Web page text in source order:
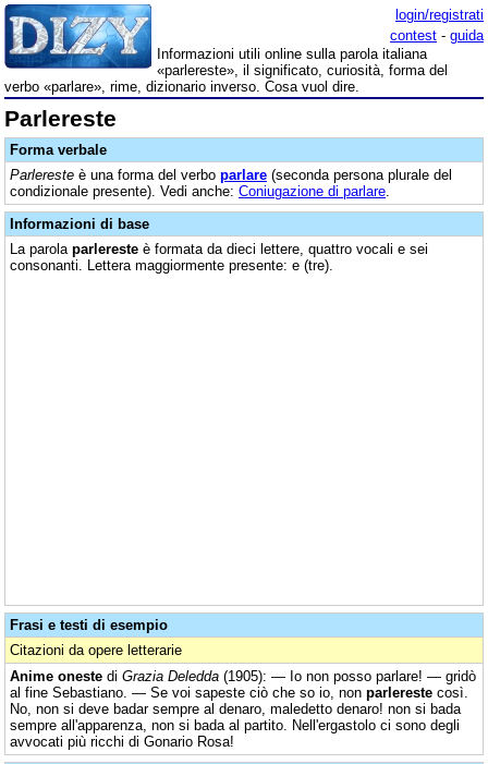
login/registrati
contest - guida
Informazioni utili online sulla parola italiana
«parlereste», il significato, curiosità, forma del
verbo «parlare», rime, dizionario inverso. Cosa vuol dire.
Parlereste
Forma verbale
Parlereste è una forma del verbo parlare (seconda persona plurale del
condizionale presente). Vedi anche: Coniugazione di parlare
Informazioni di base
La parola parlereste è formata da dieci lettere, quattro vocali e sei
consonanti. Lettera maggiormente presente: e (tre).
Frasi e testi di esempio
Citazioni da opere letterarie
Anime oneste di Grazia Deledda (1905): — Io non posso parlare! — gridò
al fine Sebastiano. — Se voi sapeste ciò che so io, non parlereste così.
No, non si deve badar sempre al denaro, maledetto denaro! non si bada
sempre all'apparenza, non si bada al partito. Nell'ergastolo ci sono degli
avvocati più ricchi di Gonario Rosa!